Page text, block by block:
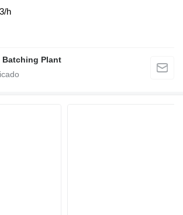
h
Batching Plant